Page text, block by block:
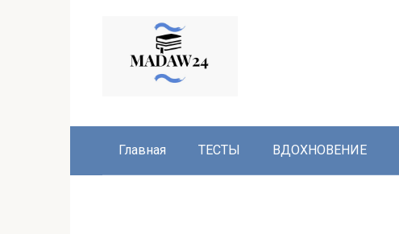
Главная ТЕСТЫ ВДОХНОВЕНИЕ